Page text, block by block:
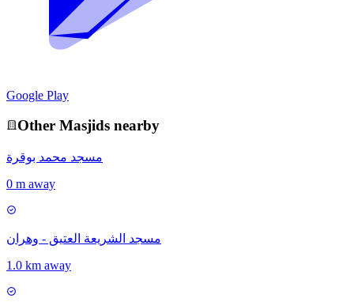
Google Play
Other Masjids nearby
مسجد محمد بوقرة
0 m away
مسجد الشريعة العتيق - وهران
1.0 km away